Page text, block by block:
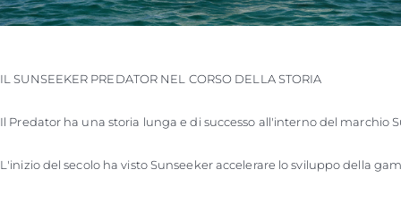
IL SUNSEEKER PREDATOR NEL CORSO DELLA STORIA
Il Predator ha una storia lunga e di successo all'interno del
L'inizio del secolo ha visto Sunseeker accelerare lo sviluppo della